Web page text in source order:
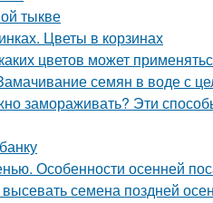
тыкве
Цветы в корзинах
цветов может
семян в воде с
замораживать? Эти
Особенности осенней
семена поздней